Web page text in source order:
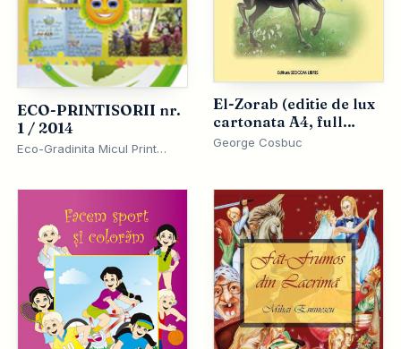
ECO-PRINTISORII nr.
1 / 2014
Eco-Gradinita Micul Print
El-Zorab (editie de lux
cartonata A4, full
policromie)
George Cosbuc